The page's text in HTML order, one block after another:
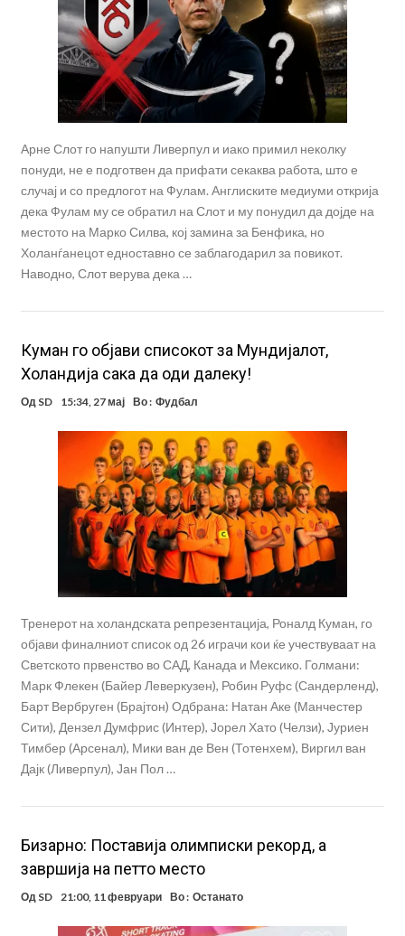
Арне Слот го напушти Ливерпул и иако примил неколку
понуди, не е подготвен да прифати секаква работа, што е
случај и со предлогот на Фулам. Англиските медиуми открија
дека Фулам му се обратил на Слот и му понудил да дојде на
местото на Марко Силва, кој замина за Бенфика, но
Холанѓанецот едноставно се заблагодарил за повикот.
Наводно, Слот верува дека …
Куман го објави списокот за Мундијалот,
Холандија сака да оди далеку!
Од SD 15:34, 27 мај Во : Фудбал
Тренерот на холандската репрезентација, Роналд Куман, го
објави финалниот список од 26 играчи кои ќе учествуваат на
Светското првенство во САД, Канада и Мексико. Голмани:
Марк Флекен (Байер Леверкузен), Робин Руфс (Сандерленд),
Барт Вербруген (Брајтон) Одбрана: Натан Аке (Манчестер
Сити), Дензел Думфрис (Интер), Јорел Хато (Челзи), Јуриен
Тимбер (Арсенал), Мики ван де Вен (Тотенхем), Виргил ван
Дајк (Ливерпул), Јан Пол …
Бизарно: Поставија олимписки рекорд, а
завршија на петто место
Од SD 21:00, 11 февруари Во : Останато